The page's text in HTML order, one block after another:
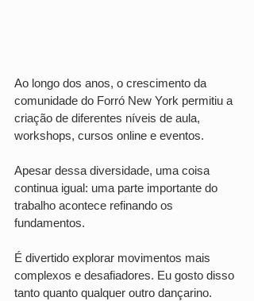
Ao longo dos anos, o crescimento da
comunidade do Forró New York permitiu a
criação de diferentes níveis de aula,
workshops, cursos online e eventos.
Apesar dessa diversidade, uma coisa
continua igual: uma parte importante do
trabalho acontece refinando os
fundamentos.
É divertido explorar movimentos mais
complexos e desafiadores. Eu gosto disso
tanto quanto qualquer outro dançarino.